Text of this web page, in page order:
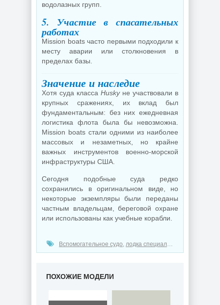
водолазных групп.
5. Участие в спасательных
работах
Mission boats часто первыми подходили к
месту аварии или столкновения в
пределах базы.
Значение и наследие
Хотя суда класса Huskyне участвовали в
крупных сражениях, их вклад был
фундаментальным: без них ежедневная
логистика флота была бы невозможна.
Mission boats стали одними из наиболее
массовых и незаметных, но крайне
важных инструментов военно-морской
инфраструктуры США.
Сегодня подобные суда редко
сохранились в оригинальном виде, но
некоторые экземпляры были переданы
частным владельцам, береговой охране
или использованы как учебные корабли.
Вспомогательное судо, лодка специального назначения
ПОХОЖИЕ МОДЕЛИ